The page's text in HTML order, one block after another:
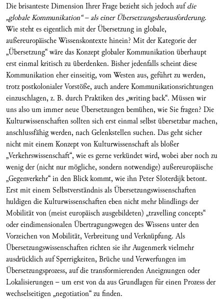
Die brisanteste Dimension Ihrer Frage bezieht sich jedoch aufdie
„globale Kommunikation“ – als einer Übersetzungsherausforderung.
Wie steht es eigentlich mit der Übersetzung in globale,
außereuropäische Wissenskontexte hinein? Mit der Kategorie der
„Übersetzung“ wäre das Konzept globaler Kommunikation überhaupt
erst einmal kritisch zu überdenken. Bisher jedenfalls scheint diese
Kommunikation eher einseitig, vom Westen aus, geführt zu werden,
trotz postkolonialer Vorstöße, auch andere Kommunikationsrichtungen
einzuschlagen, z. B. durch Praktiken des „writing back“. Müssen wir
uns also um immer neue Übersetzungen bemühen, wie Sie fragen? Die
Kulturwissenschaften sollten sich erst einmal selbst übersetzbar machen,
anschlussfähig werden, nach Gelenkstellen suchen. Das geht sicher
nicht mit einem Konzept von Kulturwissenschaft als bloßer
„Verkehrswissenschaft“, wie es gerne verkündet wird, wobei aber noch zu
wenig der (nicht nur mögliche, sondern notwendige) außereuropäische
„Gegenverkehr“ in den Blick kommt, wie ihn Peter Sloterdijk betont.
Erst mit einem Selbstverständnis als Übersetzungswissenschaften
huldigen die Kulturwissenschaften eben nicht mehr blindlings der
Mobilität von (meist europäisch ausgebildeten) „travelling concepts“
oder eindimensionalen Übertragungswegen des Wissens unter den
Vorzeichen von Mobilität, Verbreitung und Verknüpfung. Als
Übersetzungswissenschaften richten sie ihr Augenmerk vielmehr
ausdrücklich auf Sperrigkeiten, Brüche und Verwerfungen im
Übersetzungsprozess, auf die transformierenden Aneignungen oder
Lokalisierungen – um erst von da aus Grundlagen für einen Prozess der
wechselseitigen „negotiation“ zu finden.